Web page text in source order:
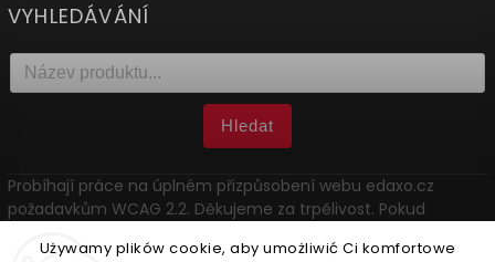
Używamy plików cookie, aby umożliwić Ci komfortowe
VYHLEDÁVÁNÍ
Hledat
Probíhají práce na úplném přizpůsobení webu edaxo.cz
požadavkům WCAG 2.2. Děkujeme za trpělivost. Pokud